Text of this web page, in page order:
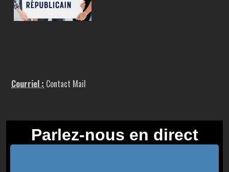
Courriel : Contact Mail